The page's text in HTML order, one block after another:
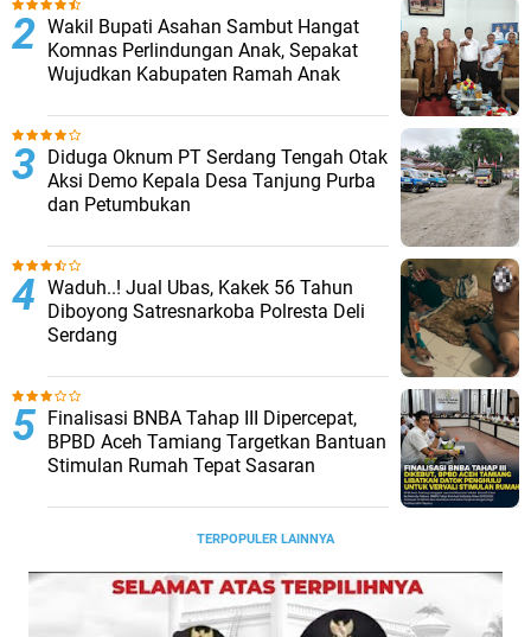
Wakil Bupati Asahan Sambut Hangat
Komnas Perlindungan Anak, Sepakat
Wujudkan Kabupaten Ramah Anak
Diduga Oknum PT Serdang Tengah Otak
Aksi Demo Kepala Desa Tanjung Purba
dan Petumbukan
Waduh..! Jual Ubas, Kakek 56 Tahun
Diboyong Satresnarkoba Polresta Deli
Serdang
Finalisasi BNBA Tahap III Dipercepat,
BPBD Aceh Tamiang Targetkan Bantuan
Stimulan Rumah Tepat Sasaran
TERPOPULER LAINNYA